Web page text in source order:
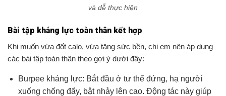
và dễ thực hiện
Bài tập kháng lực toàn thân kết hợp
Khi muốn vừa đốt calo, vừa tăng sức bền, chị em nên áp dụng
các bài tập toàn thân theo gợi ý dưới đây:
Burpee kháng lực: Bắt đầu ở tư thế đứng, hạ người
xuống chống đẩy, bật nhảy lên cao. Động tác này giúp